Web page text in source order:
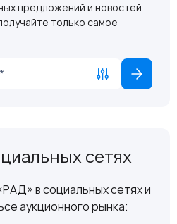
предложений и новостей.
только самое
сетях
в социальных сетях и
аукционного рынка: